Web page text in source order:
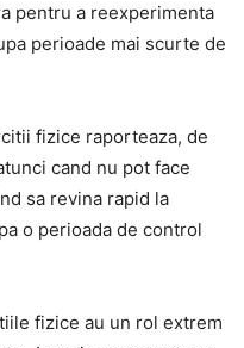
pentru a reexperimenta
perioade mai scurte de
fizice raporteaza, de
cand nu pot face
sa revina rapid la
o perioada de control
fizice au un rol extrem